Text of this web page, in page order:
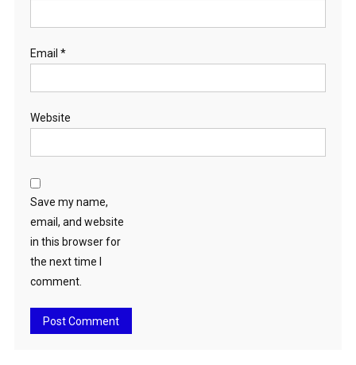
Email *
Website
Save my name,
email, and website
in this browser for
the next time I
comment.